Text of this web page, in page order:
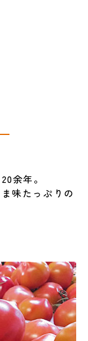
余年。
味たっぷりの